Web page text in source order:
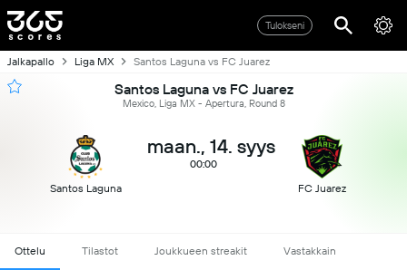
Tulokseni
Jalkapallo Liga MX Santos Laguna vs FC Juarez
Santos Laguna vs FC Juarez
Mexico, Liga MX - Apertura, Round 8
Santos Laguna
maan., 14. syys
00:00
FC Juarez
Ottelu Tilastot Joukkueen streakit Vastakkain